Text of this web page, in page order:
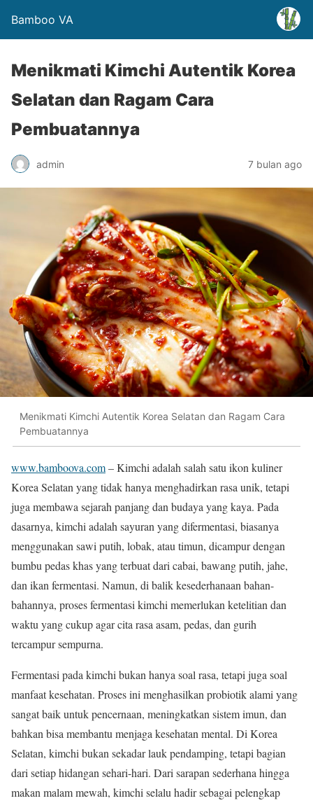
Bamboo VA
Menikmati Kimchi Autentik Korea
Selatan dan Ragam Cara
Pembuatannya
admin 7 bulan ago
Menikmati Kimchi Autentik Korea Selatan dan Ragam Cara
Pembuatannya
www.bamboova.com– Kimchi adalah salah satu ikon kuliner
Korea Selatan yang tidak hanya menghadirkan rasa unik, tetapi
juga membawa sejarah panjang dan budaya yang kaya. Pada
dasarnya, kimchi adalah sayuran yang difermentasi, biasanya
menggunakan sawi putih, lobak, atau timun, dicampur dengan
bumbu pedas khas yang terbuat dari cabai, bawang putih, jahe,
dan ikan fermentasi. Namun, di balik kesederhanaan bahan-
bahannya, proses fermentasi kimchi memerlukan ketelitian dan
waktu yang cukup agar cita rasa asam, pedas, dan gurih
tercampur sempurna.
Fermentasi pada kimchi bukan hanya soal rasa, tetapi juga soal
manfaat kesehatan. Proses ini menghasilkan probiotik alami yang
sangat baik untuk pencernaan, meningkatkan sistem imun, dan
bahkan bisa membantu menjaga kesehatan mental. Di Korea
Selatan, kimchi bukan sekadar lauk pendamping, tetapi bagian
dari setiap hidangan sehari-hari. Dari sarapan sederhana hingga
makan malam mewah, kimchi selalu hadir sebagai pelengkap